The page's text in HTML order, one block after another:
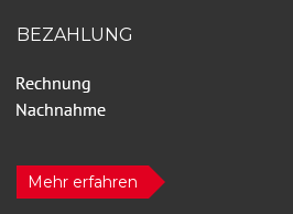
BEZAHLUNG
Mehr erfahren